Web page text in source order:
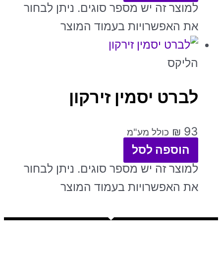
למוצר זה יש מספר סוגים. ניתן לבחור
את האפשרויות בעמוד המוצר
הליקס
לברט יסמין זירקון
₪ 93 כולל מע"מ
הוספה לסל
למוצר זה יש מספר סוגים. ניתן לבחור
את האפשרויות בעמוד המוצר